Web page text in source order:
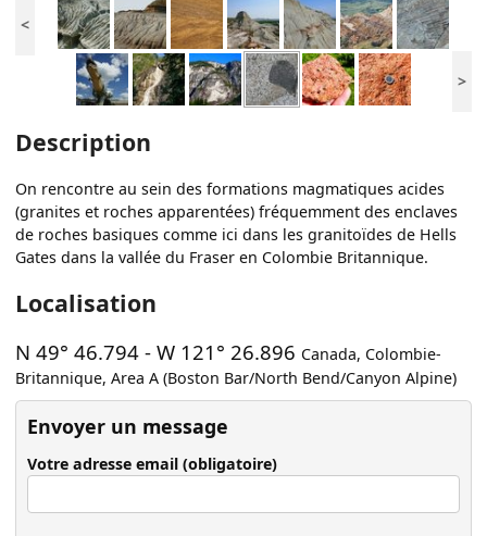
<
>
Description
On rencontre au sein des formations magmatiques acides
(granites et roches apparentées) fréquemment des enclaves
de roches basiques comme ici dans les granitoïdes de Hells
Gates dans la vallée du Fraser en Colombie Britannique.
Localisation
N 49° 46.794 -W 121° 26.896 Canada, Colombie-
Britannique,Area A (Boston Bar/North Bend/Canyon Alpine)
Envoyer un message
Votre adresse email (obligatoire)